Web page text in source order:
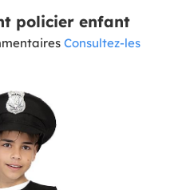
policier enfant
Consultez-les